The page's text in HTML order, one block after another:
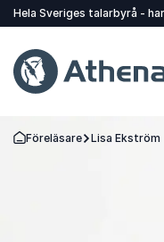
Hela Sveriges talarbyrå -
Gå tillbaka till startsidan
Föreläsare Lisa Ekström